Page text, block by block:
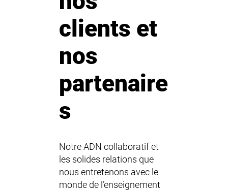
clients et
nos
partenaire
s
Notre ADN collaboratif et
les solides relations que
nous entretenons avec le
monde de l’enseignement